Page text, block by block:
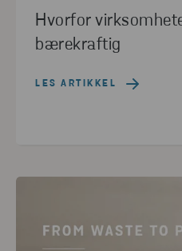
Hvorfor
bærekraftig
LES ARTIKKEL